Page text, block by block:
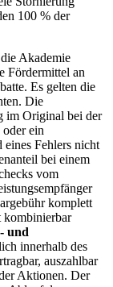
100 % der
Akademie
Fördermittel an
Es gelten die
Die
im Original bei der
ein
Fehlers nicht
bei einem
vom
komplett
kombinierbar
und
innerhalb des
auszahlbar
Aktionen. Der